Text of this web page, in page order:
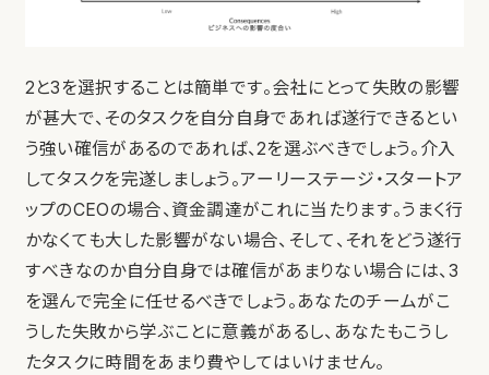
2と3を選択することは簡単です。会社にとって失敗の影響
が甚大で、そのタスクを自分自身であれば遂行できるとい
う強い確信があるのであれば、2を選ぶべきでしょう。介入
してタスクを完遂しましょう。アーリーステージ・スタートア
ップのCEOの場合、資金調達がこれに当たります。うまく行
かなくても大した影響がない場合、そして、それをどう遂行
すべきなのか自分自身では確信があまりない場合には、3
を選んで完全に任せるべきでしょう。あなたのチームがこ
うした失敗から学ぶことに意義があるし、あなたもこうし
たタスクに時間をあまり費やしてはいけません。